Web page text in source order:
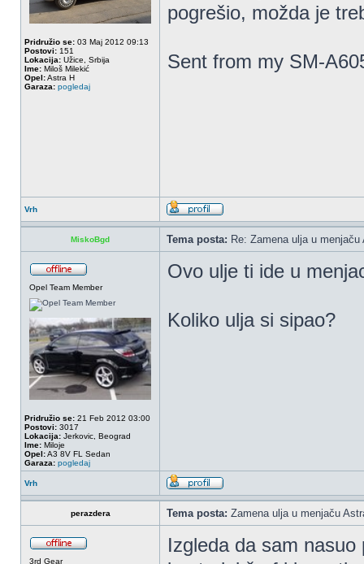
Pridružio se: 03 Maj 2012 09:13
Postovi: 151
Lokacija: Užice, Srbija
Ime: Miloš Milekić
Opel:Astra H
Garaza: pogledaj
pogrešio, možda je
Sent from my SM-
Vrh
MiskoBgd Tema posta: Re: Zamena ulja u menjaču
Opel Team Member
Pridružio se: 21 Feb 2012 03:00
Postovi: 3017
Lokacija: Jerkovic, Beograd
Ime: Miloje
Opel:A3 8V FL Sedan
Garaza: pogledaj
Ovo ulje ti ide u
Koliko ulja si sipao?
Vrh
perazdera Tema posta: Zamena ulja u menjaču
3rd Gear
Izgleda da sam